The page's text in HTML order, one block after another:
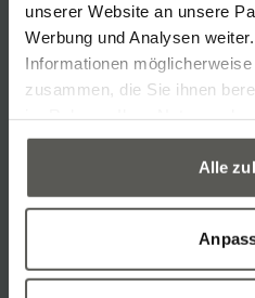
unserer Website an unsere
Werbung und Analysen
Informationen
zusammen, die Sie ihnen
Alle
Contact
Robotec Solutions AG
Birren 16a
Social Media
Facebook
YouTube